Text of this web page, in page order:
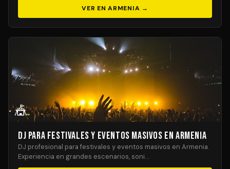
VER EN ARMENIA →
🎪
DJ para Festivales y Eventos Masivos en Armenia
DJ profesional para festivales y eventos masivos en Armenia.
Experiencia en grandes escenarios, soni…